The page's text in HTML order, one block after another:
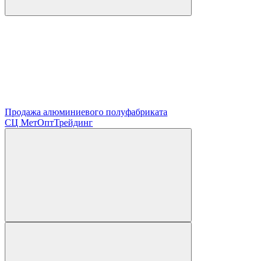
Продажа алюминиевого полуфабриката
СЦ МетОптТрейдинг